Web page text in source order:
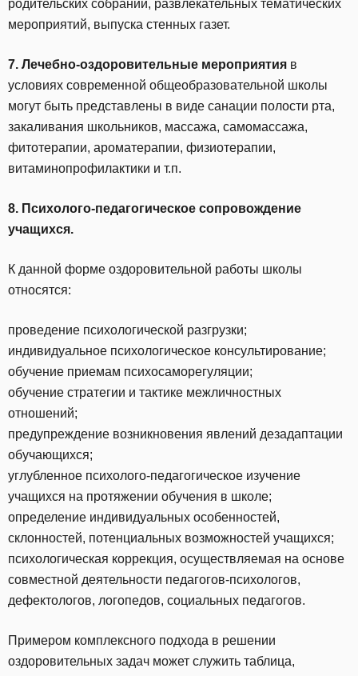
родительских собраний, развлекательных тематических
мероприятий, выпуска стенных газет.
7. Лечебно-оздоровительные мероприятия в
условиях современной общеобразовательной школы
могут быть представлены в виде санации полости рта,
закаливания школьников, массажа, самомассажа,
фитотерапии, ароматерапии, физиотерапии,
витаминопрофилактики и т.п.
8. Психолого-педагогическое сопровождение
учащихся.
К данной форме оздоровительной работы школы
относятся:
проведение психологической разгрузки;
индивидуальное психологическое консультирование;
обучение приемам психосаморегуляции;
обучение стратегии и тактике межличностных
отношений;
предупреждение возникновения явлений дезадаптации
обучающихся;
углубленное психолого-педагогическое изучение
учащихся на протяжении обучения в школе;
определение индивидуальных особенностей,
склонностей, потенциальных возможностей учащихся;
психологическая коррекция, осуществляемая на основе
совместной деятельности педагогов-психологов,
дефектологов, логопедов, социальных педагогов.
Примером комплексного подхода в решении
оздоровительных задач может служить таблица,